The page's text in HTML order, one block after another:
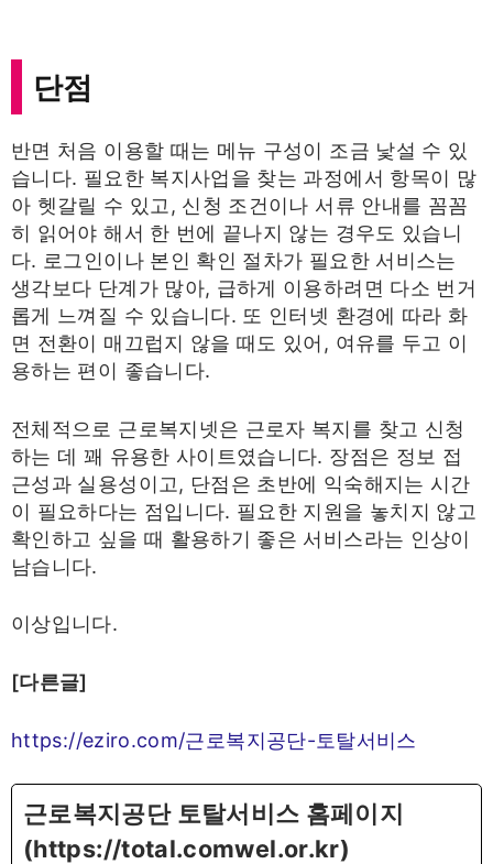
단점
반면 처음 이용할 때는 메뉴 구성이 조금 낯설 수 있
습니다. 필요한 복지사업을 찾는 과정에서 항목이 많
아 헷갈릴 수 있고, 신청 조건이나 서류 안내를 꼼꼼
히 읽어야 해서 한 번에 끝나지 않는 경우도 있습니
다. 로그인이나 본인 확인 절차가 필요한 서비스는
생각보다 단계가 많아, 급하게 이용하려면 다소 번거
롭게 느껴질 수 있습니다. 또 인터넷 환경에 따라 화
면 전환이 매끄럽지 않을 때도 있어, 여유를 두고 이
용하는 편이 좋습니다.
전체적으로 근로복지넷은 근로자 복지를 찾고 신청
하는 데 꽤 유용한 사이트였습니다. 장점은 정보 접
근성과 실용성이고, 단점은 초반에 익숙해지는 시간
이 필요하다는 점입니다. 필요한 지원을 놓치지 않고
확인하고 싶을 때 활용하기 좋은 서비스라는 인상이
남습니다.
이상입니다.
[다른글]
https://eziro.com/근로복지공단-토탈서비스
근로복지공단 토탈서비스 홈페이지
(https://total.comwel.or.kr)